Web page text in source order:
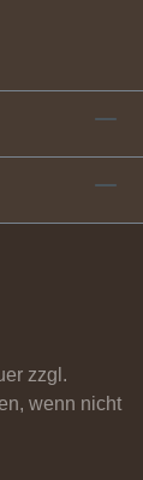
zzgl.
wenn nicht